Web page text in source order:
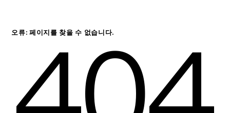
오류: 페이지를 찾을 수 없습니다.